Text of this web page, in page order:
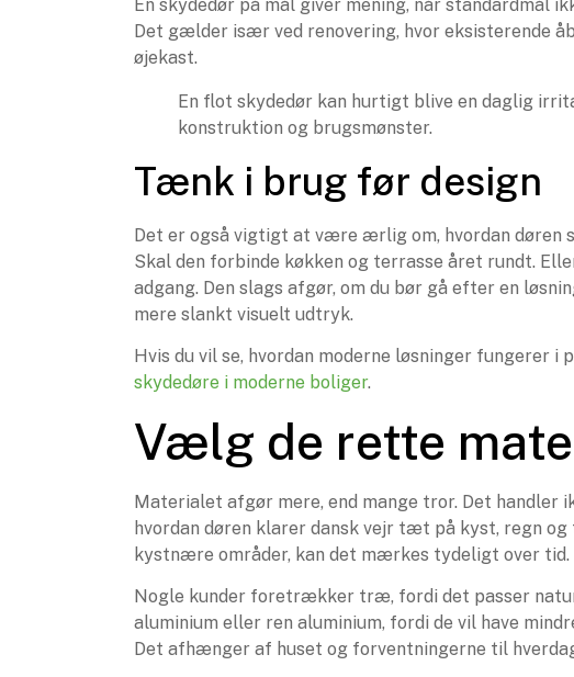
En skydedør på mål giver mening, når standardmål
Det gælder især ved renovering, hvor eksisterende
øjekast.
En flot skydedør kan hurtigt blive en daglig
konstruktion og brugsmønster.
Tænk i brug før design
Det er også vigtigt at være ærlig om, hvordan døren
Skal den forbinde køkken og terrasse året rundt.
adgang. Den slags afgør, om du bør gå efter en
mere slankt visuelt udtryk.
Hvis du vil se, hvordan moderne løsninger fungerer i
skydedøre i moderne boliger.
Vælg de rette
Materialet afgør mere, end mange tror. Det handler
hvordan døren klarer dansk vejr tæt på kyst, regn
kystnære områder, kan det mærkes tydeligt over tid.
Nogle kunder foretrækker træ, fordi det passer
aluminium eller ren aluminium, fordi de vil have
Det afhænger af huset og forventningerne til